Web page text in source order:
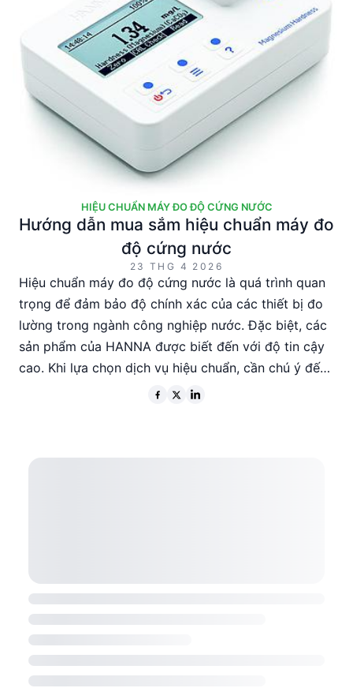
HIỆU CHUẨN MÁY ĐO ĐỘ CỨNG NƯỚC
Hướng dẫn mua sắm hiệu chuẩn máy đo
độ cứng nước
23 THG 4 2026
Hiệu chuẩn máy đo độ cứng nước là quá trình quan
trọng để đảm bảo độ chính xác của các thiết bị đo
lường trong ngành công nghiệp nước. Đặc biệt, các
sản phẩm của HANNA được biết đến với độ tin cậy
cao. Khi lựa chọn dịch vụ hiệu chuẩn, cần chú ý đến
các tiêu chuẩn kỹ thuật, độ chính xác và uy tín của